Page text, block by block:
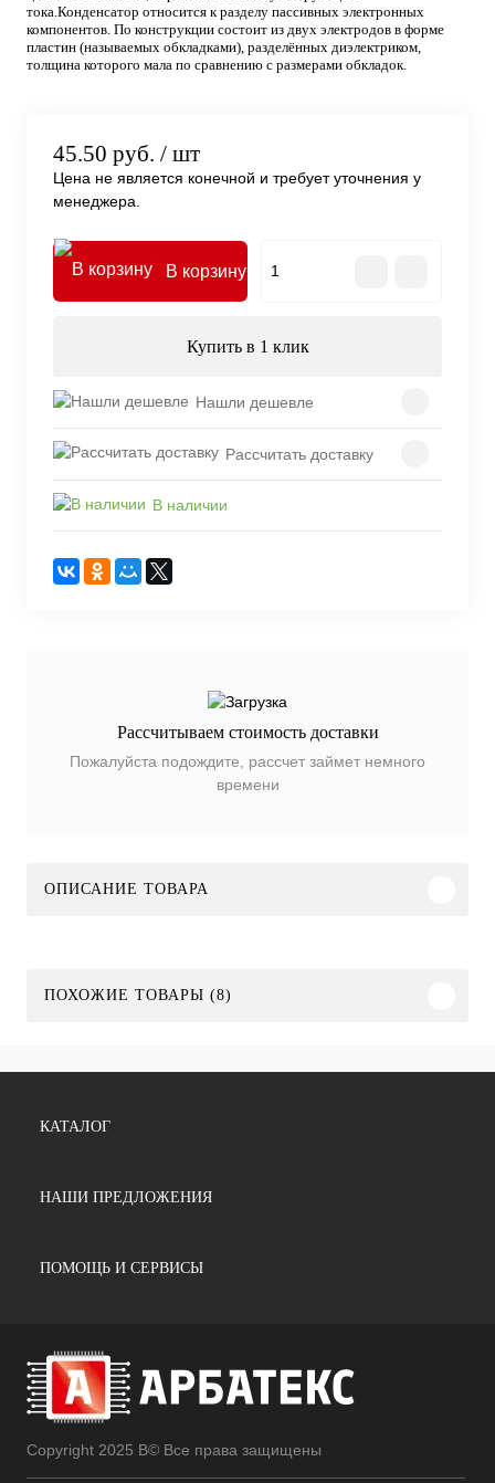
тока.Конденсатор относится к разделу пассивных электронных
компонентов. По конструкции состоит из двух электродов в форме
пластин (называемых обкладками), разделённых диэлектриком,
толщина которого мала по сравнению с размерами обкладок.
45.50 руб. / шт
Цена не является конечной и требует уточнения у
менеджера.
В корзину
Купить в 1 клик
Нашли дешевле
Рассчитать доставку
В наличии
Рассчитываем стоимость доставки
Пожалуйста подождите, рассчет займет немного
времени
ОПИСАНИЕ ТОВАРА
ПОХОЖИЕ ТОВАРЫ (8)
КАТАЛОГ
НАШИ ПРЕДЛОЖЕНИЯ
ПОМОЩЬ И СЕРВИСЫ
Copyright 2025 В© Все права защищены